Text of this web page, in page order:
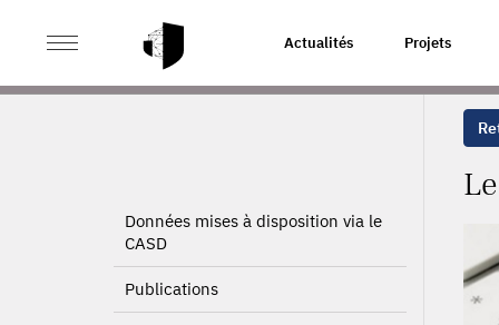
Actualités Projets
ACCUEIL LE COMPORTEMENT DES
Données mises à disposition via le
CASD
Publications